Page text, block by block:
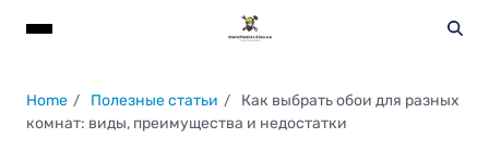
Home Полезные статьи
Как выбрать обои для разных
комнат: виды, преимущества и недостатки